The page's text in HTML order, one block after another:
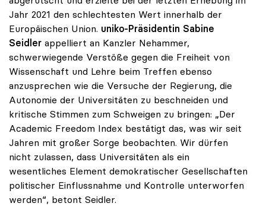
Jahr 2021 den schlechtesten Wert innerhalb der
Europäischen Union. uniko-Präsidentin Sabine
Seidler appelliert an Kanzler Nehammer,
schwerwiegende Verstöße gegen die Freiheit von
Wissenschaft und Lehre beim Treffen ebenso
anzusprechen wie die Versuche der Regierung, die
Autonomie der Universitäten zu beschneiden und
kritische Stimmen zum Schweigen zu bringen: „Der
Academic Freedom Index bestätigt das, was wir seit
Jahren mit großer Sorge beobachten. Wir dürfen
nicht zulassen, dass Universitäten als ein
wesentliches Element demokratischer Gesellschaften
politischer Einflussnahme und Kontrolle unterworfen
werden“, betont Seidler.